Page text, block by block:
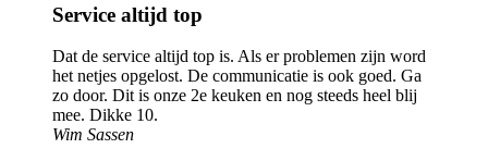
Service altijd top
Dat de service altijd top is. Als er problemen zijn word
het netjes opgelost. De communicatie is ook goed. Ga
zo door. Dit is onze 2e keuken en nog steeds heel blij
mee. Dikke 10.
Wim Sassen